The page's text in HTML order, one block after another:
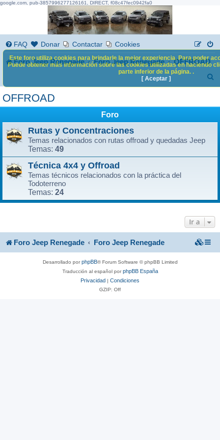
google.com, pub-3857996277126161, DIRECT, f08c47fec0942fa0
FAQ Donar Contactar Cookies
Foro Jeep Renegade Foro Jeep Renegade OFFROAD
OFFROAD
Foro
Rutas y Concentraciones
Temas relacionados con rutas offroad y quedadas Jeep
Temas: 49
Técnica 4x4 y Offroad
Temas técnicos relacionados con la práctica del
Todoterreno
Temas: 24
Ir a
Este foro utiliza cookies para brindarle la mejor experiencia. Para poder
Puede obtener más información sobre las cookies utilizadas en haciendo
parte inferior de la página. .
[ Aceptar ]
Foro Jeep Renegade Foro Jeep Renegade
Desarrollado porphpBB® Forum Software © phpBB Limited
Traducción al español porphpBB España
Privacidad | Condiciones
GZIP: Off